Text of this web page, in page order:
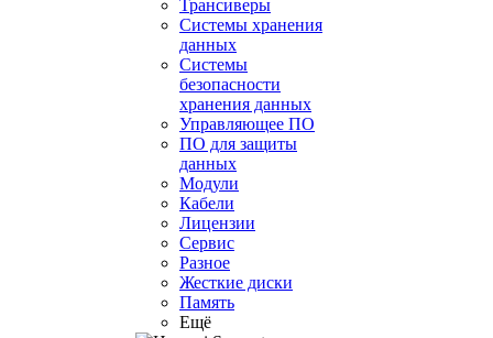
Трансиверы
Системы хранения
данных
Системы
безопасности
хранения данных
Управляющее ПО
ПО для защиты
данных
Модули
Кабели
Лицензии
Сервис
Разное
Жесткие диски
Память
Ещё